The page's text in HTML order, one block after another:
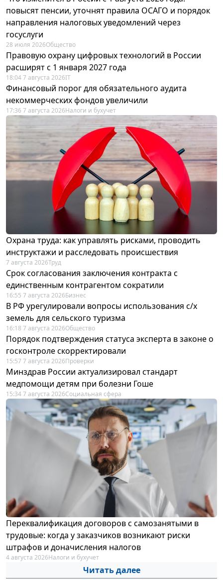
повысят пенсии, уточнят правила ОСАГО и порядок
направления налоговых уведомлений через
госуслуги
28 июля 2026Общество
Правовую охрану цифровых технологий в России
расширят с 1 января 2027 года
18:04 7 августа 2026IT
Финансовый порог для обязательного аудита
некоммерческих фондов увеличили
17:36 7 августа 2026Налоги и бухучет
Охрана труда: как управлять рисками, проводить
инструктажи и расследовать происшествия
7 августа 2026Труд
Срок согласования заключения контракта с
единственным контрагентом сократили
16:55 7 августа 2026Бизнес
В РФ урегулировали вопросы использования с/х
земель для сельского туризма
16:18 7 августа 2026Общество
Порядок подтверждения статуса эксперта в законе о
госконтроле скорректировали
15:57 7 августа 2026Проверки
Минздрав России актуализировал стандарт
медпомощи детям при болезни Гоше
15:34 7 августа 2026Социальная сфера
Переквалификация договоров с самозанятыми в
трудовые: когда у заказчиков возникают риски
штрафов и доначисления налогов
4 августа 2026Налоги и бухучет
Читать далее